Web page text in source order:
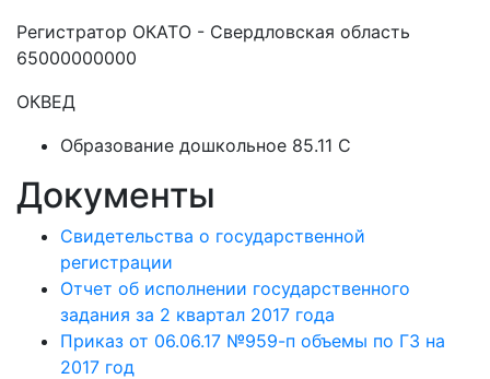
Регистратор ОКАТО - Свердловская область
65000000000
ОКВЕД
Образование дошкольное 85.11 C
Документы
Свидетельства о государственной
регистрации
Отчет об исполнении государственного
задания за 2 квартал 2017 года
Приказ от 06.06.17 №959-п объемы по ГЗ на
2017 год